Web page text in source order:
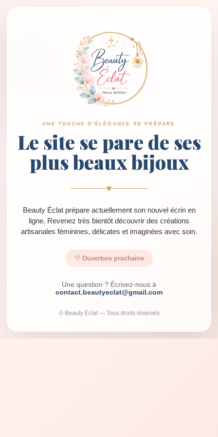
UNE TOUCHE D’ÉLÉGANCE SE PRÉPARE
Le site se pare de ses
plus beaux bijoux
♥
Beauty Éclat prépare actuellement son nouvel écrin en
ligne. Revenez très bientôt découvrir des créations
artisanales féminines, délicates et imaginées avec soin.
♡ Ouverture prochaine
Une question ? Écrivez-nous à
contact.beautyeclat@gmail.com
© Beauty Éclat — Tous droits réservés